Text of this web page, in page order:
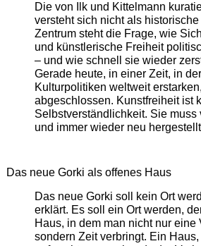
Die von Ilk und Kittelmann
versteht sich nicht als
Zentrum steht die Frage, wie
und künstlerische Freiheit
– und wie schnell sie wieder
Gerade heute, in einer Zeit, in
Kulturpolitiken weltweit
abgeschlossen. Kunstfreiheit ist
Selbstverständlichkeit. Sie muss
und immer wieder neu
Das neue Gorki als offenes Haus
Das neue Gorki soll kein Ort
erklärt. Es soll ein Ort werden,
Haus, in dem man nicht nur eine
sondern Zeit verbringt. Ein